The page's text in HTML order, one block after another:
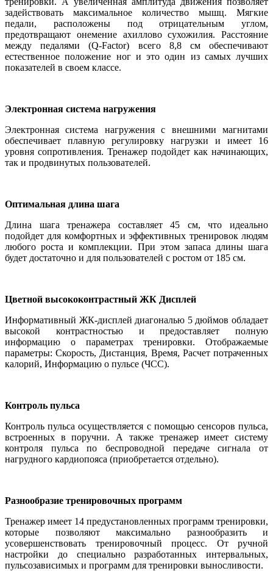
задействовать максимальное количество мышц. Мягкие
педали, расположены под отрицательным углом,
предотвращают онемение ахиллово сухожилия. Расстояние
между педалями (Q-Factor) всего 8,8 см обеспечивают
естественное положение ног и это один из самых лучших
показателей в своем классе.
Электронная система нагружения
Электронная система нагружения с внешними магнитами
обеспечивает плавную регулировку нагрузки и имеет 16
уровня сопротивления. Тренажер подойдет как начинающих,
так и продвинутых пользователей.
Оптимальная длина шага
Длина шага тренажера составляет 45 см, что идеально
подойдет для комфортных и эффективных тренировок людям
любого роста и комплекции. При этом запаса длины шага
будет достаточно и для пользователей с ростом от 185 см.
Цветной высококонтрастный ЖК Дисплей
Информативный ЖК-дисплей диагональю 5 дюймов обладает
высокой контрастностью и предоставляет полную
информацию о параметрах тренировки. Отображаемые
параметры: Скорость, Дистанция, Время, Расчет потраченных
калорий, Информацию о пульсе (ЧСС).
Контроль пульса
Контроль пульса осуществляется с помощью сенсоров пульса,
встроенных в поручни. А также тренажер имеет систему
контроля пульса по беспроводной передаче сигнала от
нагрудного кардиопояса (приобретается отдельно).
Разнообразие тренировочных программ
Тренажер имеет 14 предустановленных программ тренировки,
которые позволяют максимально разнообразить и
усовершенствовать тренировочный процесс. От ручной
настройки до специально разработанных интервальных,
пульсозависимых и программ для тренировки выносливости.